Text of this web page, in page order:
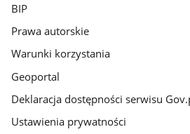
BIP
Prawa autorskie
Warunki korzystania
Geoportal
Deklaracja dostępności serwisu
Ustawienia prywatności